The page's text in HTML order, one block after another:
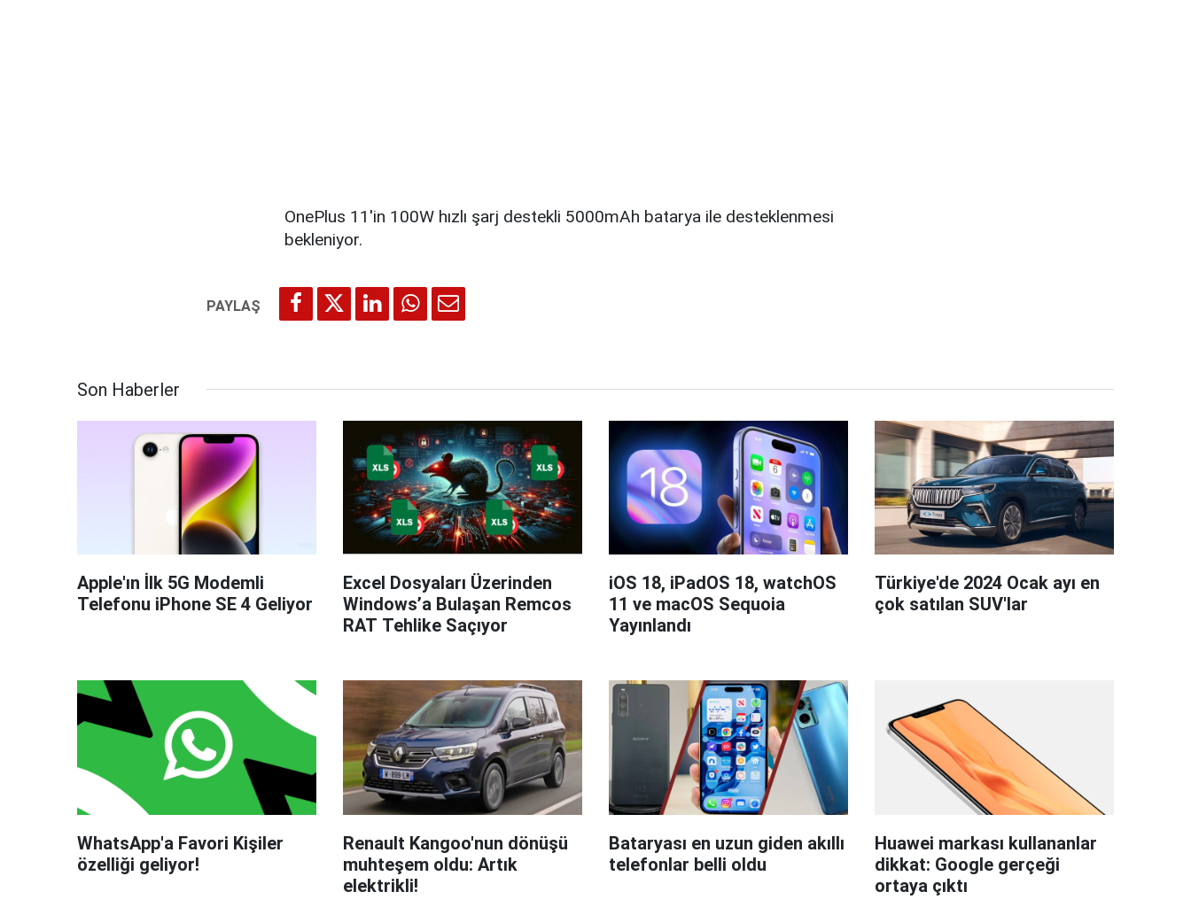
OnePlus 11'in 100W hızlı şarj destekli 5000mAh batarya ile desteklenmesi
bekleniyor.
Son Haberler
Apple'ın İlk 5G Modemli
Telefonu iPhone SE 4 Geliyor
Excel Dosyaları Üzerinden
Windows’a Bulaşan Remcos
RAT Tehlike Saçıyor
iOS 18, iPadOS 18, watchOS
11 ve macOS Sequoia
Yayınlandı
Türkiye'de 2024 Ocak ayı en
çok satılan SUV'lar
WhatsApp'a Favori Kişiler
özelliği geliyor!
Renault Kangoo'nun dönüşü
muhteşem oldu: Artık
elektrikli!
Bataryası en uzun giden akıllı
telefonlar belli oldu
Huawei markası kullananlar
dikkat: Google gerçeği
ortaya çıktı